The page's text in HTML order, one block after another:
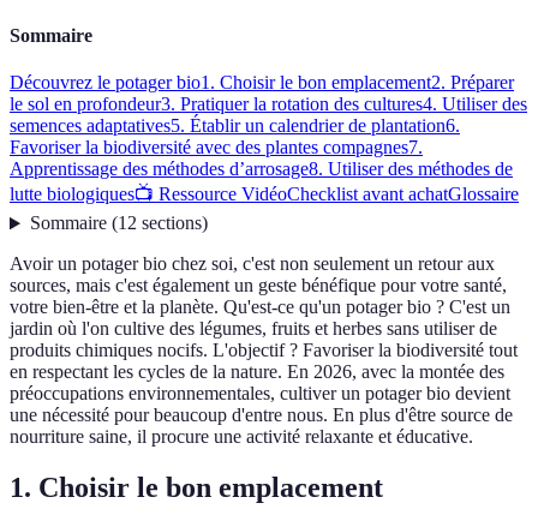
Sommaire
Découvrez le potager bio1. Choisir le bon emplacement2. Préparer
le sol en profondeur3. Pratiquer la rotation des cultures4. Utiliser des
semences adaptatives5. Établir un calendrier de plantation6.
Favoriser la biodiversité avec des plantes compagnes7.
Apprentissage des méthodes d’arrosage8. Utiliser des méthodes de
lutte biologiques📺 Ressource VidéoChecklist avant achatGlossaire
Sommaire(12 sections)
Avoir un potager bio chez soi, c'est non seulement un retour aux
sources, mais c'est également un geste bénéfique pour votre santé,
votre bien-être et la planète. Qu'est-ce qu'un potager bio ? C'est un
jardin où l'on cultive des légumes, fruits et herbes sans utiliser de
produits chimiques nocifs. L'objectif ? Favoriser la biodiversité tout
en respectant les cycles de la nature. En 2026, avec la montée des
préoccupations environnementales, cultiver un potager bio devient
une nécessité pour beaucoup d'entre nous. En plus d'être source de
nourriture saine, il procure une activité relaxante et éducative.
1. Choisir le bon emplacement